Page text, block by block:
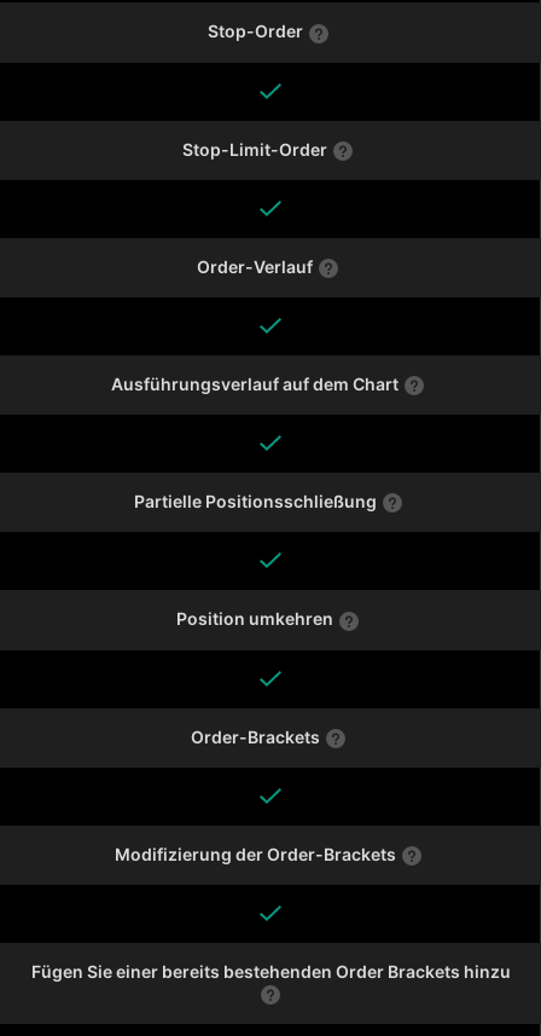
Stop-Order
Stop-Limit-Order
Order-Verlauf
Ausführungsverlauf auf dem Chart
Partielle Positionsschließung
Position umkehren
Order-Brackets
Modifizierung der Order-Brackets
Fügen Sie einer bereits bestehenden Order Brackets hinzu